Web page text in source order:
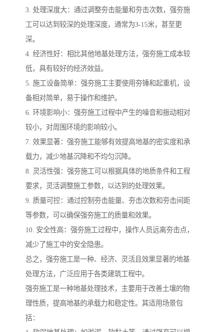
3. 处理深度大：通过调整夯击能量和夯击次数，强夯施
工可以达到较深的处理深度，通常为3-15米，甚至更
深。
4. 经济性好：相比其他地基处理方法，强夯施工成本较
低，具有较好的经济效益。
5. 施工设备简单：强夯施工主要使用夯锤和起重机，设
备相对简单，易于操作和维护。
6. 环境影响小：强夯施工过程中产生的噪音和振动相对
较小，对周围环境的影响较小。
7. 效果显著：强夯施工能够有效提高地基的密实度和承
载力，减少地基沉降和不均匀沉降。
8. 灵活性强：强夯施工可以根据具体的地质条件和工程
要求，灵活调整施工参数，以达到的处理效果。
9. 质量可控：通过控制夯击能量、夯击次数和夯击间距
等参数，可以确保强夯施工的质量和效果。
10. 安全性高：强夯施工过程中，操作人员远离夯击点，
减少了施工中的安全隐患。
总之，强夯施工是一种、经济、灵活且效果显著的地基
处理方法，广泛应用于各类建筑工程中。
强夯施工是一种地基处理技术，主要用于改善土壤的物
理性质，提高地基的承载力和稳定性。其适用场景包
括：